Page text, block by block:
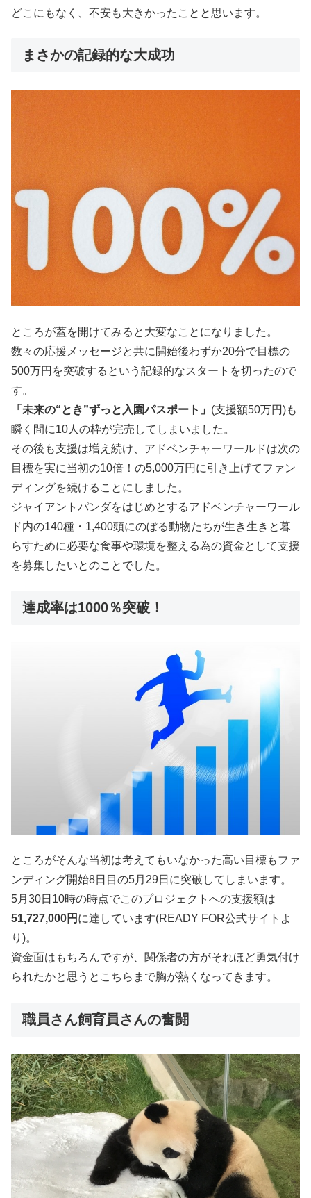
どこにもなく、不安も大きかったことと思います。
まさかの記録的な大成功
ところが蓋を開けてみると大変なことになりました。
数々の応援メッセージと共に開始後わずか20分で目標の
500万円を突破するという記録的なスタートを切ったので
す。
「未来の“とき”ずっと入園パスポート」 (支援額50万円)も
瞬く間に10人の枠が完売してしまいました。
その後も支援は増え続け、アドベンチャーワールドは次の
目標を実に当初の10倍！の5,000万円に引き上げてファン
ディングを続けることにしました。
ジャイアントパンダをはじめとするアドベンチャーワール
ド内の140種・1,400頭にのぼる動物たちが生き生きと暮
らすために必要な食事や環境を整える為の資金として支援
を募集したいとのことでした。
達成率は1000％突破！
ところがそんな当初は考えてもいなかった高い目標もファ
ンディング開始8日目の5月29日に突破してしまいます。
5月30日10時の時点でこのプロジェクトへの支援額は
51,727,000円 に達しています(READY FOR公式サイトよ
り)。
資金面はもちろんですが、関係者の方がそれほど勇気付け
られたかと思うとこちらまで胸が熱くなってきます。
職員さん飼育員さんの奮闘